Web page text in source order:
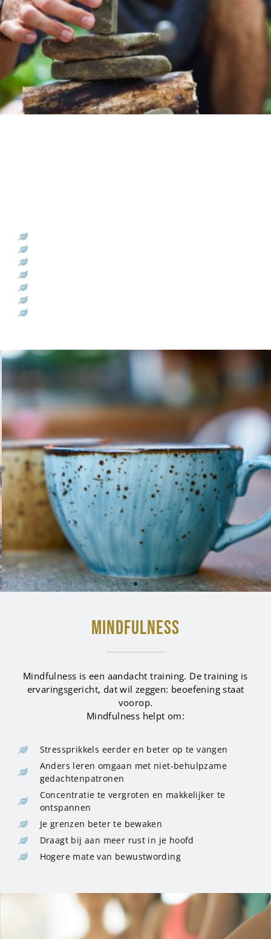
MINDFULNESS
Mindfulness is een aandacht training. De training is
ervaringsgericht, dat wil zeggen: beoefening staat
voorop.
Mindfulness helpt om:
Stressprikkels eerder en beter op te vangen
Anders leren omgaan met niet-behulpzame
gedachtenpatronen
Concentratie te vergroten en makkelijker te
ontspannen
Je grenzen beter te bewaken
Draagt bij aan meer rust in je hoofd
Hogere mate van bewustwording